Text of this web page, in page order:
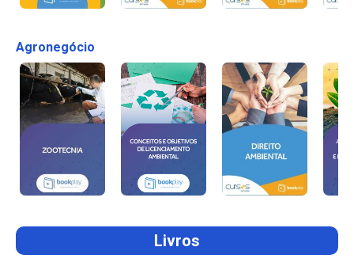
Agronegócio
Livros